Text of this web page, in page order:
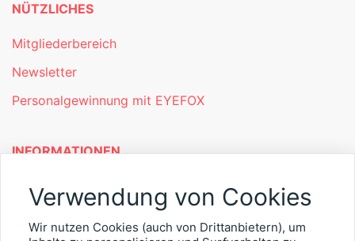
NÜTZLICHES
Mitgliederbereich
Newsletter
Personalgewinnung mit EYEFOX
INFORMATIONEN
Was ist EYEFOX – Ihre Möglichkeiten
Verwendung von Cookies
Wir nutzen Cookies (auch von Drittanbietern), um